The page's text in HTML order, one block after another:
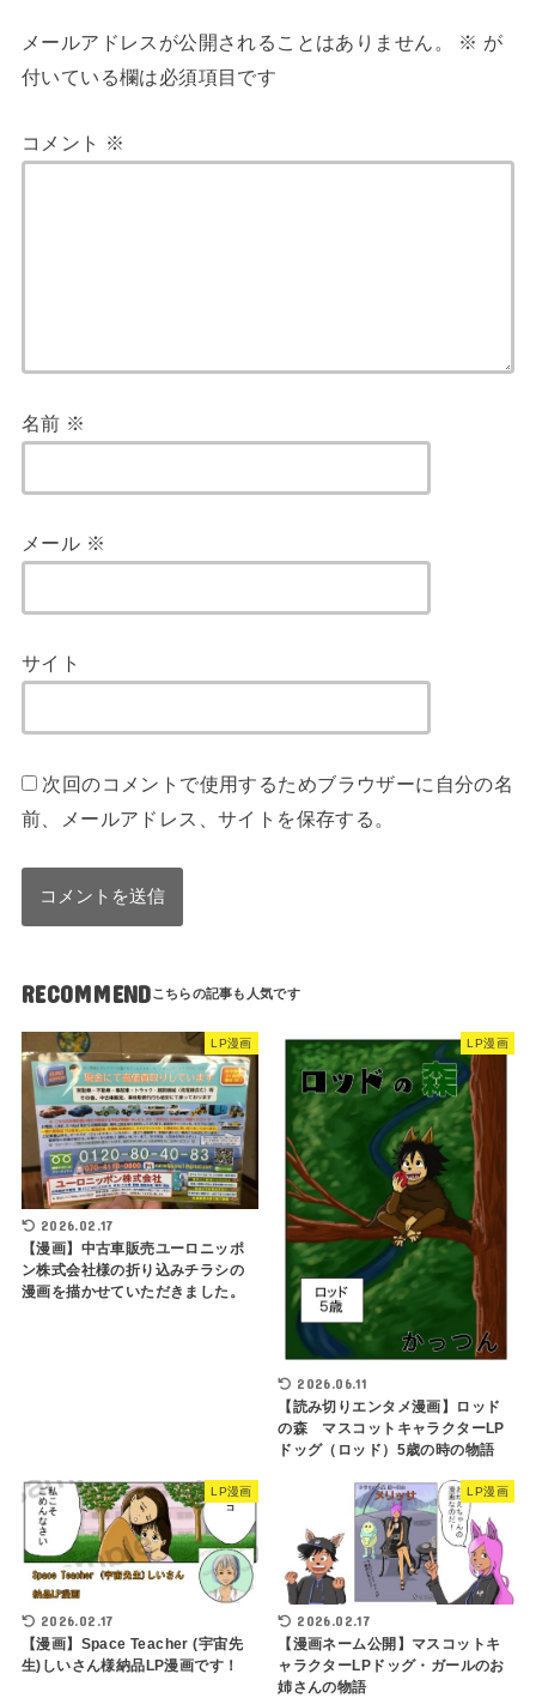
メールアドレスが公開されることはありません。 ※ が
付いている欄は必須項目です
コメント ※
名前 ※
メール ※
サイト
次回のコメントで使用するためブラウザーに自分の名
前、メールアドレス、サイトを保存する。
RECOMMEND
LP漫画
2026.02.17
【漫画】中古車販売ユーロニッポ
ン株式会社様の折り込みチラシの
漫画を描かせていただきました。
LP漫画
2026.06.11
【読み切りエンタメ漫画】ロッド
の森 マスコットキャラクターLP
ドッグ（ロッド）5歳の時の物語
LP漫画
2026.02.17
【漫画】Space Teacher (宇宙先
生)しいさん様納品LP漫画です！
LP漫画
2026.02.17
【漫画ネーム公開】マスコットキ
ャラクターLPドッグ・ガールのお
姉さんの物語